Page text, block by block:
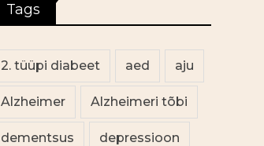
Tags
2. tüüpi diabeet aed aju
Alzheimer Alzheimeri tõbi
dementsus depressioon